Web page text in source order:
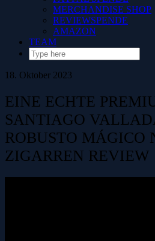
MERCHANDISE SHOP
REVIEWSPENDE
AMAZON
TEAM
18. Oktober 2023
EINE ECHTE
SANTIAGO
ROBUSTO MÁGICO
ZIGARREN REVIEW